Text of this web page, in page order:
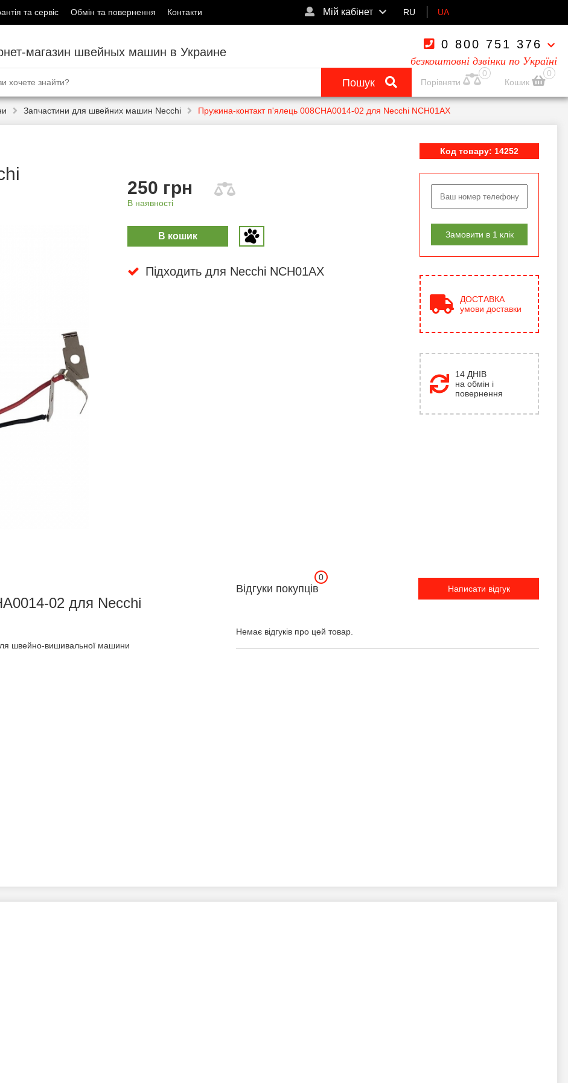
та сервіс Обмін та повернення Контакти Мій кабінет RU UA
магазин швейных машин в Украине
0 800 751 376
безкоштовні дзвінки по Україні
Пошук
0
Порівняти
0
Кошик
Запчастини для швейних машин Necchi Пружина-контакт п'ялець 008CHA0014-02 для Necchi NCH01AX
250 грн
В наявності
В кошик
Підходить для Necchi NCH01AX
Код товару: 14252
Замовити в 1 клік
ДОСТАВКА
умови доставки
14 ДНІВ
на обмін і
повернення
02 для Necchi
швейно-вишивальної машини
Відгуки покупців
0
Написати відгук
Немає відгуків про цей товар.